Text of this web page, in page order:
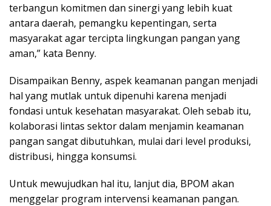
terbangun komitmen dan sinergi yang lebih kuat
antara daerah, pemangku kepentingan, serta
masyarakat agar tercipta lingkungan pangan yang
aman,” kata Benny.
Disampaikan Benny, aspek keamanan pangan menjadi
hal yang mutlak untuk dipenuhi karena menjadi
fondasi untuk kesehatan masyarakat. Oleh sebab itu,
kolaborasi lintas sektor dalam menjamin keamanan
pangan sangat dibutuhkan, mulai dari level produksi,
distribusi, hingga konsumsi.
Untuk mewujudkan hal itu, lanjut dia, BPOM akan
menggelar program intervensi keamanan pangan.